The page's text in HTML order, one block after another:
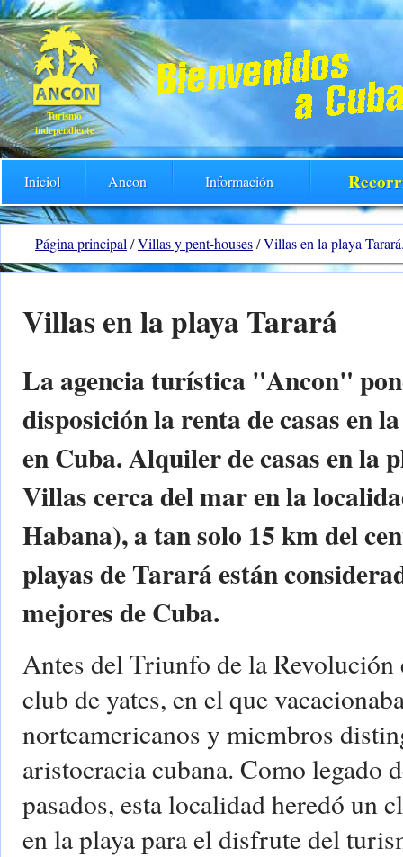
Turismo
independiente
Iniciol Ancon Información
Página principal /Villas y pent-houses/Villas en la playa
Villas en la playa Tarará
La agencia turística "Ancon"
disposición la renta de casas en
en Cuba. Alquiler de casas en la
Villas cerca del mar en la
Habana), a tan solo 15 km del
playas de Tarará están
mejores de Cuba.
Antes del Triunfo de la Revolución
club de yates, en el que
norteamericanos y miembros
aristocracia cubana. Como legado
pasados, esta localidad heredó un
en la playa para el disfrute del